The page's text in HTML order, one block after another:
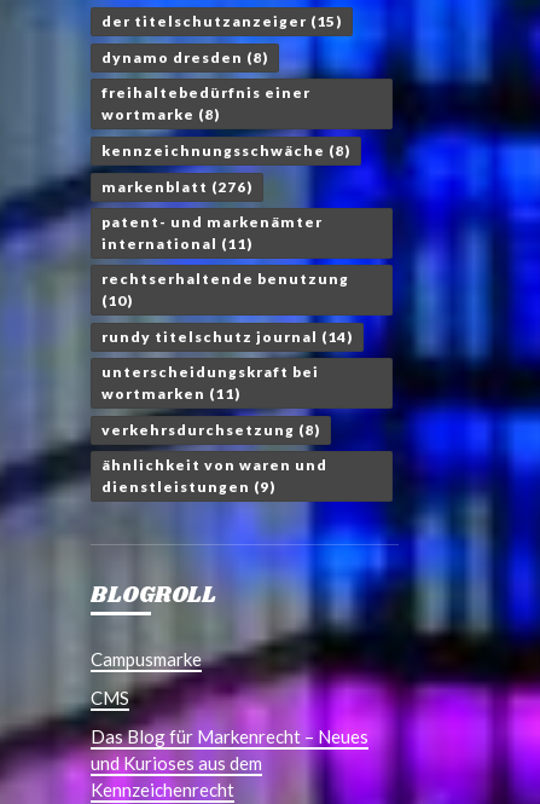
der titelschutzanzeiger (15)
dynamo dresden (8)
freihaltebedürfnis einer
wortmarke (8)
kennzeichnungsschwäche (8)
markenblatt (276)
patent- und markenämter
international (11)
rechtserhaltende benutzung
(10)
rundy titelschutz journal (14)
unterscheidungskraft bei
wortmarken (11)
verkehrsdurchsetzung (8)
ähnlichkeit von waren und
dienstleistungen (9)
BLOGROLL
Campusmarke
CMS
Das Blog für Markenrecht – Neues
und Kurioses aus dem
Kennzeichenrecht